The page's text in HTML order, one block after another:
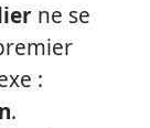
ne se
:
.